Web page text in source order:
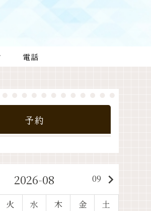
電話
予約
2026-08 09 keyboard_arrow_right
火 水 木 金
土